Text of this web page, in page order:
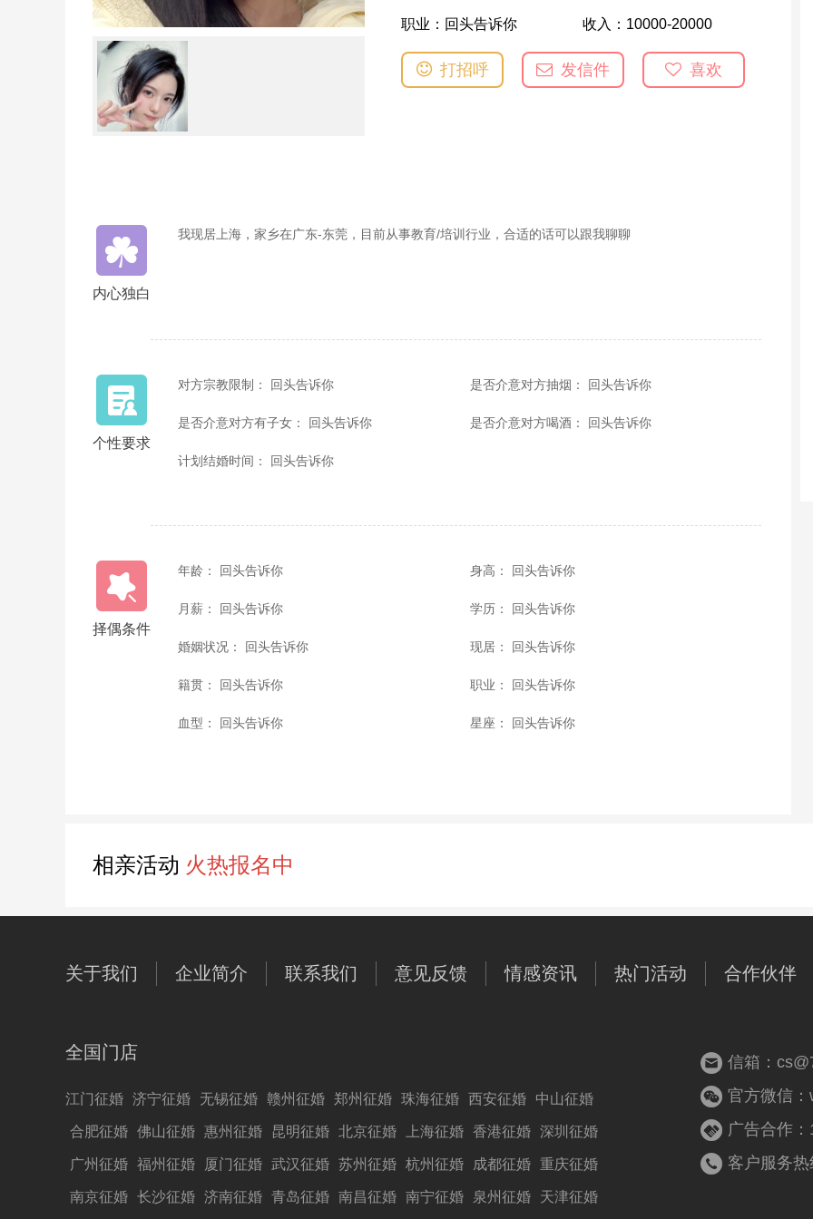
职业： 回头告诉你 收入： 10000-20000
打招呼 发信件 喜欢
内心独白
我现居上海，家乡在广东-东莞，目前从事教育/培训行业，合适的话可以跟我聊聊
个性要求
对方宗教限制： 回头告诉你 是否介意对方抽烟： 回头告诉你
是否介意对方有子女： 回头告诉你 是否介意对方喝酒： 回头告诉你
计划结婚时间： 回头告诉你
择偶条件
年龄： 回头告诉你 身高： 回头告诉你
月薪： 回头告诉你 学历： 回头告诉你
婚姻状况： 回头告诉你 现居： 回头告诉你
籍贯： 回头告诉你 职业： 回头告诉你
血型： 回头告诉你 星座： 回头告诉你
相亲活动 火热报名中
关于我们 企业简介 联系我们 意见反馈 情感资讯 热门活动 合作伙伴
全国门店
江门征婚 济宁征婚 无锡征婚 赣州征婚 郑州征婚 珠海征婚 西安征婚 中山征婚
合肥征婚 佛山征婚 惠州征婚 昆明征婚 北京征婚 上海征婚 香港征婚 深圳征婚
广州征婚 福州征婚 厦门征婚 武汉征婚 苏州征婚 杭州征婚 成都征婚 重庆征婚
南京征婚 长沙征婚 济南征婚 青岛征婚 南昌征婚 南宁征婚 泉州征婚 天津征婚
信箱：
官方微信
广告合作
客户服务